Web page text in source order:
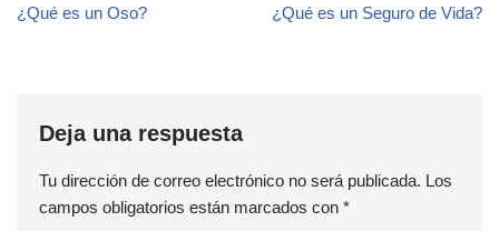
¿Qué es un Oso? ¿Qué es un Seguro de Vida?
Deja una respuesta
Tu dirección de correo electrónico no será publicada. Los
campos obligatorios están marcados con *